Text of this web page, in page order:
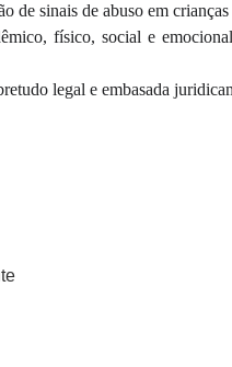
de sinais de abuso em
físico, social e
legal e embasada